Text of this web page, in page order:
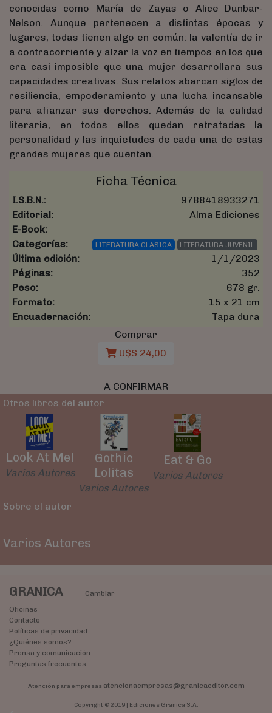
conocidas como María de Zayas o Alice Dunbar-
Nelson. Aunque pertenecen a distintas épocas y
lugares, todas tienen algo en común: la valentía de ir
a contracorriente y alzar la voz en tiempos en los que
era casi imposible que una mujer desarrollara sus
capacidades creativas. Sus relatos abarcan siglos de
resiliencia, empoderamiento y una lucha incansable
para afianzar sus derechos. Además de la calidad
literaria, en todos ellos quedan retratadas la
personalidad y las inquietudes de cada una de estas
grandes mujeres que cuentan.
Ficha Técnica
I.S.B.N.:
9788418933271
Editorial:
Alma Ediciones
E-Book:
Categorías:
LITERATURA CLASICA LITERATURA JUVENIL
Última edición:
1/1/2023
Páginas:
352
Peso:
678 gr.
Formato:
15 x 21 cm
Encuadernación:
Tapa dura
Comprar
U$S 24,00
A CONFIRMAR
Otros libros del autor
Look At Me!
Varios Autores
Gothic
Lolitas
Varios Autores
Eat & Go
Varios Autores
Sobre el autor
Varios Autores
GRANICA
Cambiar
Oficinas
Contacto
Políticas de privacidad
¿Quiénes somos?
Prensa y comunicación
Preguntas frecuentes
Atención para empresas atencionaempresas@granicaeditor.com
Copyright © 2019 | Ediciones Granica S.A.